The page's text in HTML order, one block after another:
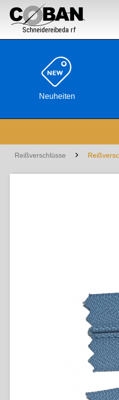

Neuheiten
Reißverschlüsse